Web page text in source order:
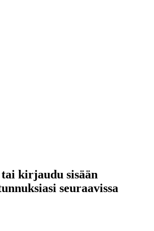
kirjaudu sisään
seuraavissa